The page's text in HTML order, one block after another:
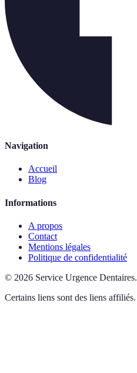
Navigation
Accueil
Blog
Informations
A propos
Contact
Mentions légales
Politique de confidentialité
© 2026 Service Urgence Dentaires.
Certains liens sont des liens affiliés.